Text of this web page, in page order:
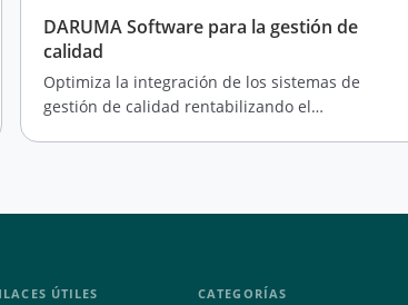
DARUMA Software para la gestión de
calidad
Optimiza la integración de los sistemas de
gestión de calidad rentabilizando el
ÚTILES CATEGORÍAS